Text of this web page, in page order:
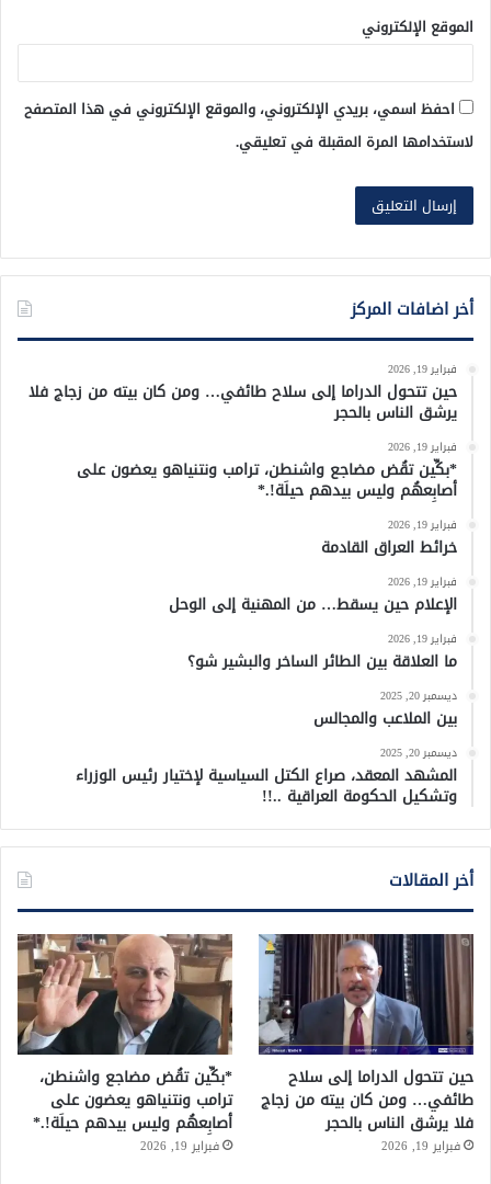
الموقع الإلكتروني
احفظ اسمي، بريدي الإلكتروني، والموقع الإلكتروني في هذا المتصفح
لاستخدامها المرة المقبلة في تعليقي.
أخر اضافات المركز
فبراير 19, 2026
حين تتحول الدراما إلى سلاح طائفي… ومن كان بيته من زجاج فلا
يرشق الناس بالحجر
فبراير 19, 2026
*بكِّين تقُض مضاجع واشنطن، ترامب ونتنياهو يعضون على
أصابِعهُم وليس بيدهم حيلَة!.*
فبراير 19, 2026
خرائط العراق القادمة
فبراير 19, 2026
الإعلام حين يسقط… من المهنية إلى الوحل
فبراير 19, 2026
ما العلاقة بين الطائر الساخر والبشير شو؟
ديسمبر 20, 2025
بين الملاعب والمجالس
ديسمبر 20, 2025
المشهد المعقد، صراع الكتل السياسية لإختيار رئيس الوزراء
وتشكيل الحكومة العراقية ..!!
أخر المقالات
حين تتحول الدراما إلى سلاح
طائفي… ومن كان بيته من زجاج
فلا يرشق الناس بالحجر
فبراير 19, 2026
*بكِّين تقُض مضاجع واشنطن،
ترامب ونتنياهو يعضون على
أصابِعهُم وليس بيدهم حيلَة!.*
فبراير 19, 2026